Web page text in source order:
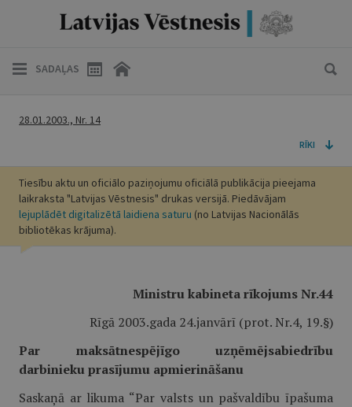
SADAĻAS
28.01.2003., Nr. 14
RĪKI
Tiesību aktu un oficiālo paziņojumu oficiālā publikācija pieejama
laikraksta "Latvijas Vēstnesis" drukas versijā. Piedāvājam
lejuplādēt digitalizētā laidiena saturu (no Latvijas Nacionālās
bibliotēkas krājuma).
Ministru kabineta rīkojums Nr.44
Rīgā 2003.gada 24.janvārī (prot. Nr.4, 19.§)
Par maksātnespējīgo uzņēmējsabiedrību
darbinieku prasījumu apmierināšanu
Saskaņā ar likuma “Par valsts un pašvaldību īpašuma